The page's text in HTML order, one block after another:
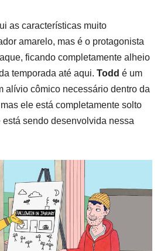
as características muito
amarelo, mas é o protagonista
ficando completamente alheio
temporada até aqui. Todd é um
alívio cômico necessário dentro da
mas ele está completamente solto
está sendo desenvolvida nessa